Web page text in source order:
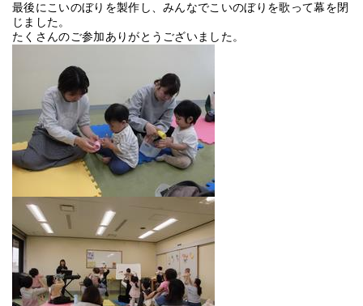
最後にこいのぼりを製作し、みんなでこいのぼりを歌って幕を閉
じました。
たくさんのご参加ありがとうございました。